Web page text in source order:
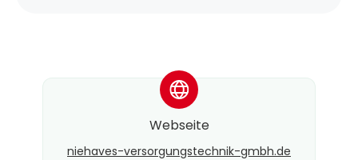
*
Webseite
niehaves-versorgungstechnik-gmbh.de